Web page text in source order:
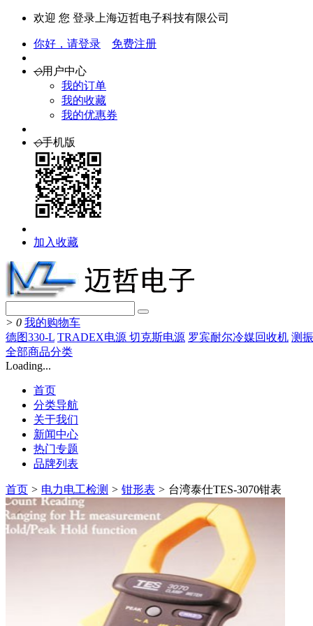
欢迎 您 登录上海迈哲电子科技有限公司
你好，请登录 免费注册
◇用户中心
我的订单
我的收藏
我的优惠券
◇手机版
加入收藏
> 0 我的购物车
德图330-L TRADEX电源 切克斯电源 罗宾耐尔冷媒回收机 测
全部商品分类
Loading...
首页
分类导航
关于我们
新闻中心
热门专题
品牌列表
首页 > 电力电工检测 > 钳形表 > 台湾泰仕TES-3070钳表